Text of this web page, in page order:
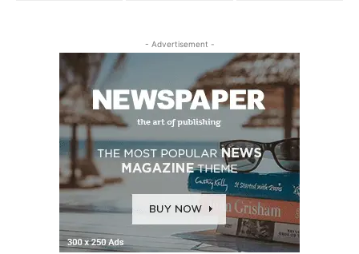
- Advertisement -